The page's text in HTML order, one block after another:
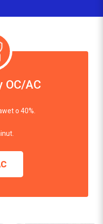
OC/AC
o 40%.